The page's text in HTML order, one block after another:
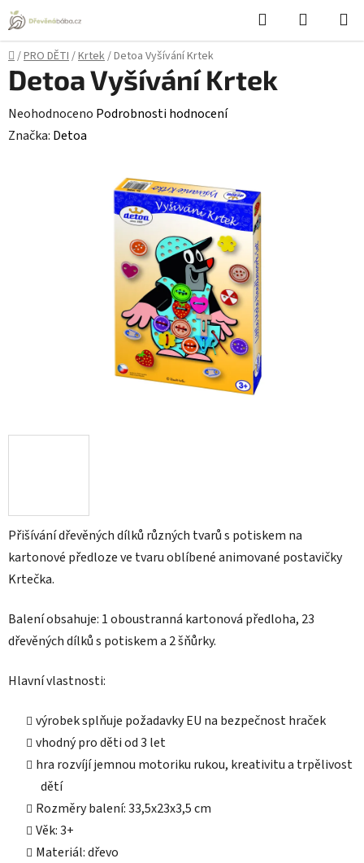
Přejít
na
obsah
Hledat
KOŠÍK
Domů
/PRO DĚTI/Krtek/Detoa Vyšívání Krtek
Přišívání dřevěných dílků různých tvarů s potiskem na
kartonové předloze ve tvaru oblíbené animované postavičky
Krtečka.
Balení obsahuje: 1 oboustranná kartonová předloha, 23
dřevěných dílků s potiskem a 2 šňůrky.
Hlavní vlastnosti:
výrobek splňuje požadavky EU na bezpečnost hraček
vhodný pro děti od 3 let
hra rozvíjí jemnou motoriku rukou, kreativitu a trpělivost
dětí
Rozměry balení: 33,5x23x3,5 cm
Věk: 3+
Materiál: dřevo
Detoa Vyšívání Krtek
Průměrné
hodnocení
Neohodnoceno Podrobnosti hodnocení
Značka: Detoa